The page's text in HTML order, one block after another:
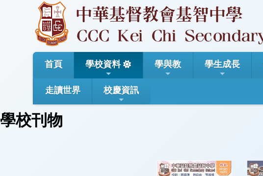
首頁 學校資料 學與教 學生成長
走讀世界 校慶資訊
學校刊物